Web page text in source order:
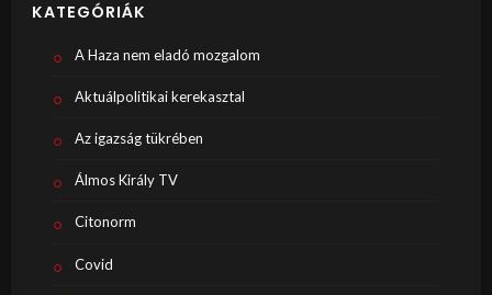
KATEGÓRIÁK
A Haza nem eladó mozgalom
Aktuálpolitikai kerekasztal
Az igazság tükrében
Álmos Király TV
Citonorm
Covid